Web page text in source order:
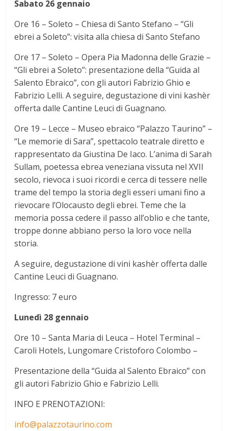
Sabato 26 gennaio
Ore 16 – Soleto – Chiesa di Santo Stefano – “Gli
ebrei a Soleto”: visita alla chiesa di Santo Stefano
Ore 17 – Soleto – Opera Pia Madonna delle Grazie –
“Gli ebrei a Soleto”: presentazione della “Guida al
Salento Ebraico”, con gli autori Fabrizio Ghio e
Fabrizio Lelli. A seguire, degustazione di vini kashèr
offerta dalle Cantine Leuci di Guagnano.
Ore 19 – Lecce – Museo ebraico “Palazzo Taurino” –
“Le memorie di Sara”, spettacolo teatrale diretto e
rappresentato da Giustina De Iaco. L’anima di Sarah
Sullam, poetessa ebrea veneziana vissuta nel XVII
secolo, rievoca i suoi ricordi e cerca di tessere nelle
trame del tempo la storia degli esseri umani fino a
rievocare l’Olocausto degli ebrei. Teme che la
memoria possa cedere il passo all’oblio e che tante,
troppe donne abbiano perso la loro voce nella
storia.
A seguire, degustazione di vini kashèr offerta dalle
Cantine Leuci di Guagnano.
Ingresso: 7 euro
Lunedì 28 gennaio
Ore 10 – Santa Maria di Leuca – Hotel Terminal –
Caroli Hotels, Lungomare Cristoforo Colombo –
Presentazione della “Guida al Salento Ebraico” con
gli autori Fabrizio Ghio e Fabrizio Lelli.
INFO E PRENOTAZIONI:
info@palazzotaurino.com